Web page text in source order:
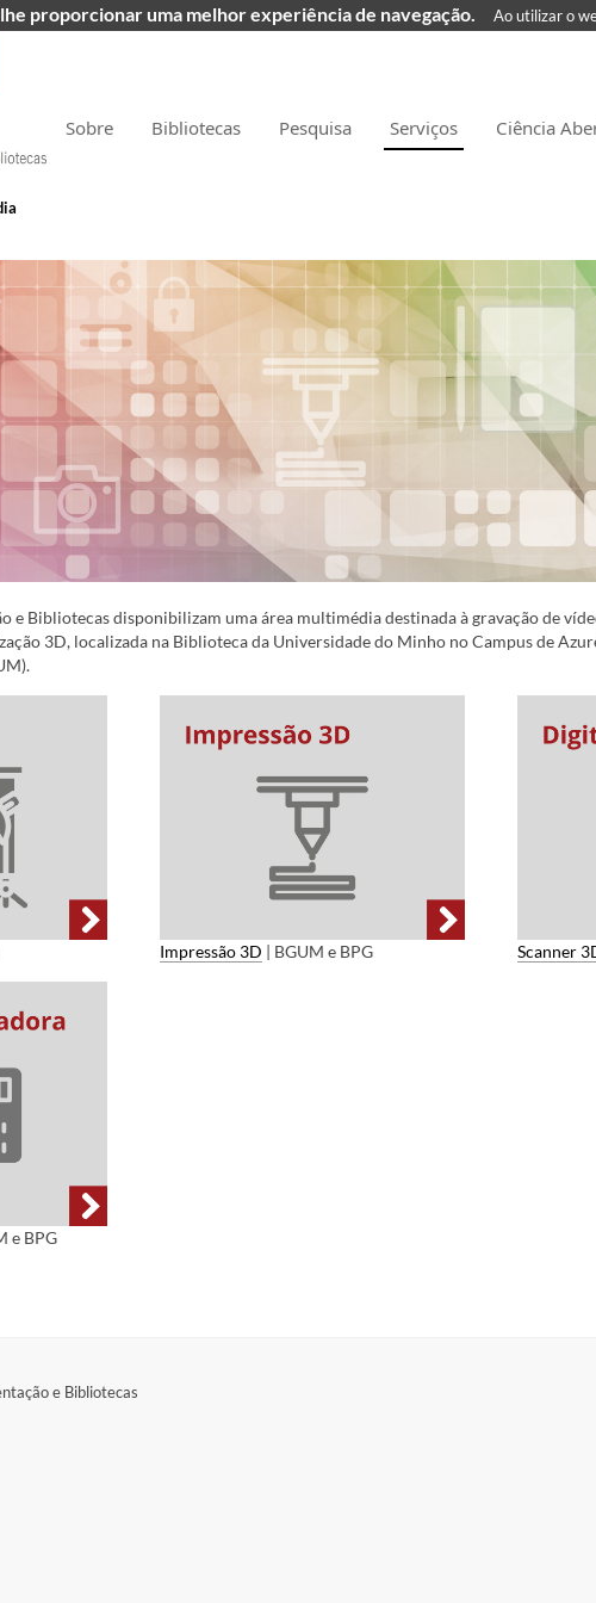
Sobre Bibliotecas Pesquisa Serviços Ciência
e Bibliotecas disponibilizam uma área multimédia destinada à gravação de
3D, localizada na Biblioteca da Universidade do Minho no Campus de
Impressão 3D | BGUM e BPG Scanner
e BPG
e Bibliotecas
proporcionar uma melhor experiência de navegação. Ao utilizar o